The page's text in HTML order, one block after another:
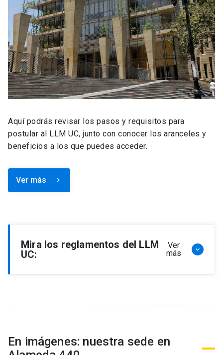
Aquí podrás revisar los pasos y requisitos para
postular al LLM UC, junto con conocer los aranceles y
beneficios a los que puedes acceder.
Ver más keyboard_arrow_right
Mira los reglamentos del LLM
UC:
Ver
más
keyboard_arrow_down
Reglamento de Becas y Descuentos Programa
de Magíster en Derecho, LLM
En imágenes: nuestra sede en